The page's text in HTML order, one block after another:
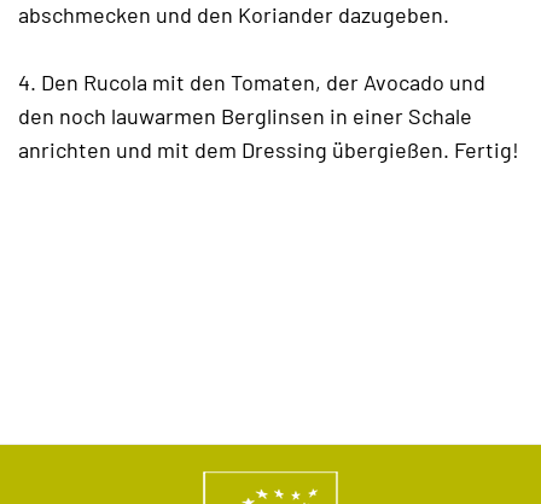
abschmecken und den Koriander dazugeben.
4. Den Rucola mit den Tomaten, der Avocado und
den noch lauwarmen Berglinsen in einer Schale
anrichten und mit dem Dressing übergießen. Fertig!